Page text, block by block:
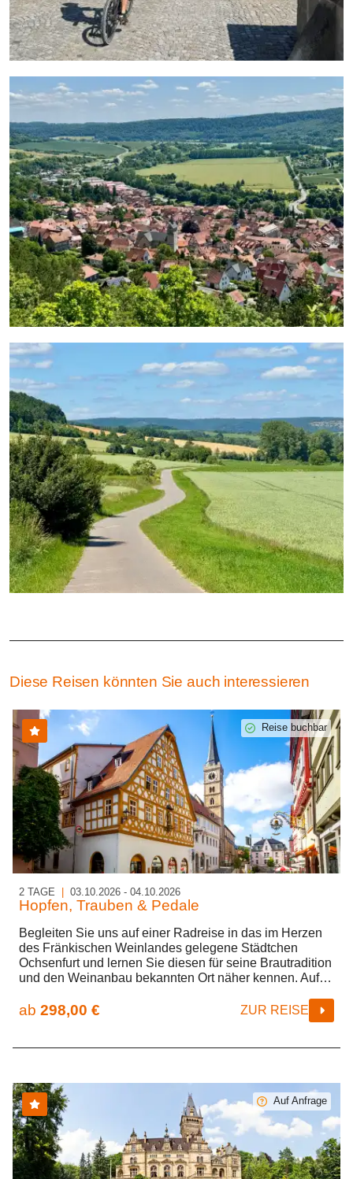
Diese Reisen könnten Sie auch interessieren
Reise buchbar
2 TAGE 03.10.2026 - 04.10.2026
Hopfen, Trauben & Pedale
Begleiten Sie uns auf einer Radreise in das im Herzen
des Fränkischen Weinlandes gelegene Städtchen
Ochsenfurt und lernen Sie diesen für seine Brautradition
und den Weinanbau bekannten Ort näher kennen. Auf
eingesäumte Maintal und lernen wunderschöne
Fränkische Gastfreundschaft und lassen uns die edlen
selbst besticht durch seine unmittelbare Flusslage am
südlichen Maindreieck. Die historische Altstadt wird von
einer nahezu vollständigen Befestigungsanlage mit
zahlreichen Stadttoren und Türmen umrahmt. Sein
berühmtes Rathaus aus dem 15. Jahrhundert sowie die
gepflegten Fachwerkhäuser tragen zum besonderen
Charme der Stadt bei. Während einer geselligen
ab 298,00 € ZUR REISE
Auf Anfrage